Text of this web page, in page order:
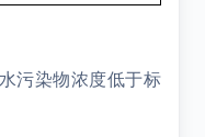
污染物浓度低于标